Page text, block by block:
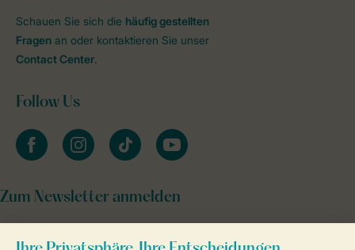
Schauen Sie sich die häufig gestellten
Fragen an oder kontaktieren Sie unser
Contact Center.
Follow Us
facebookinstagramtiktok youtube
Zum Newsletter anmelden